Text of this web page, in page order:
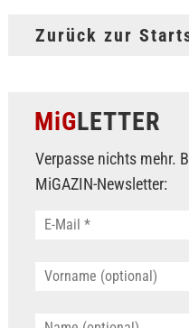
Zurück zur
MiGLETTER
Verpasse nichts mehr.
MiGAZIN-Newsletter: